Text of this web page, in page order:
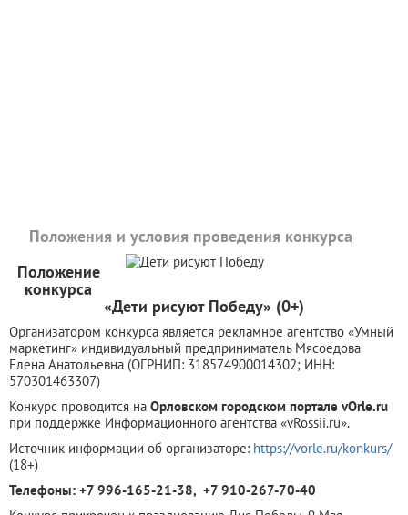
Положения и условия проведения конкурса
Положение
конкурса
«Дети рисуют Победу» (0+)
Организатором конкурса является рекламное агентство «Умный
маркетинг» индивидуальный предприниматель Мясоедова
Елена Анатольевна (ОГРНИП: 318574900014302; ИНН:
570301463307)
Конкурс проводится на Орловском городском портале vOrle.ru
при поддержке Информационного агентства «vRossii.ru».
Источник информации об организаторе: https://vorle.ru/konkurs/
(18+)
Телефоны: +7 996-165-21-38, +7 910-267-70-40